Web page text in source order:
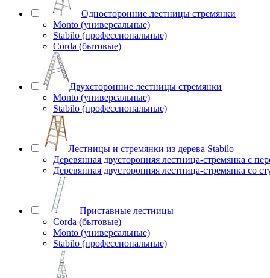
Односторонние лестницы стремянки
Monto (универсальные)
Stabilo (профессиональные)
Corda (бытовые)
Двухсторонние лестницы стремянки
Monto (универсальные)
Stabilo (профессиональные)
Лестницы и стремянки из дерева Stabilo
Деревянная двусторонняя лестница-стремянка с
Деревянная двусторонняя лестница-стремянка со
Приставные лестницы
Corda (бытовые)
Monto (универсальные)
Stabilo (профессиональные)